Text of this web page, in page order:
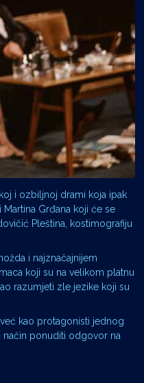
i ozbiljnoj drami koja ipak
Grđana koji će se
Pleština, kostimografiju
i najznačajnijem
koji su na velikom platnu
razumjeti zle jezike koji su
kao protagonisti jednog
način ponuditi odgovor na